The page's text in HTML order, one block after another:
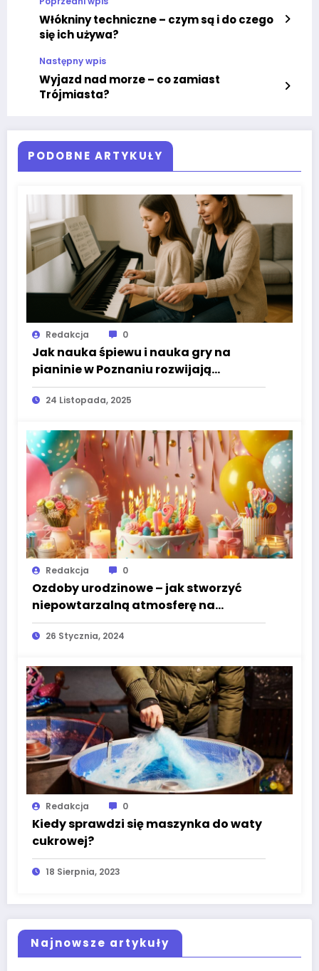
Włókniny techniczne – czym są i do czego
się ich używa?
Następny wpis
Wyjazd nad morze – co zamiast
Trójmiasta?
PODOBNE ARTYKUŁY
Redakcja 0
Jak nauka śpiewu i nauka gry na
pianinie w Poznaniu rozwijają
muzyczne umiejętności dzieci i
dorosłych?
24 Listopada, 2025
Redakcja 0
Ozdoby urodzinowe – jak stworzyć
niepowtarzalną atmosferę na
imprezie?
26 Stycznia, 2024
Redakcja 0
Kiedy sprawdzi się maszynka do waty
cukrowej?
18 Sierpnia, 2023
Najnowsze artykuły